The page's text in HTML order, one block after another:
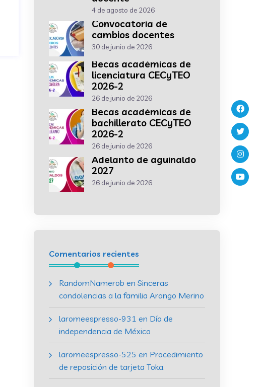
4 de agosto de 2026
Convocatoria de
cambios docentes
30 de junio de 2026
Becas académicas de
licenciatura CECyTEO
2026-2
26 de junio de 2026
Becas académicas de
bachillerato CECyTEO
2026-2
26 de junio de 2026
Adelanto de aguinaldo
2027
26 de junio de 2026
Comentarios recientes
RandomNamerob en Sinceras
condolencias a la familia Arango Merino
laromeespresso-931 en Día de
independencia de México
laromeespresso-525 en Procedimiento
de reposición de tarjeta Toka.